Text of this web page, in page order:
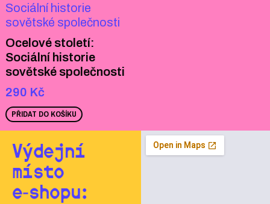
Ocelové století:
Sociální historie
sovětské společnosti
290 Kč
PŘIDAT DO KOŠÍKU
Výdejní
místo
e‑shopu: